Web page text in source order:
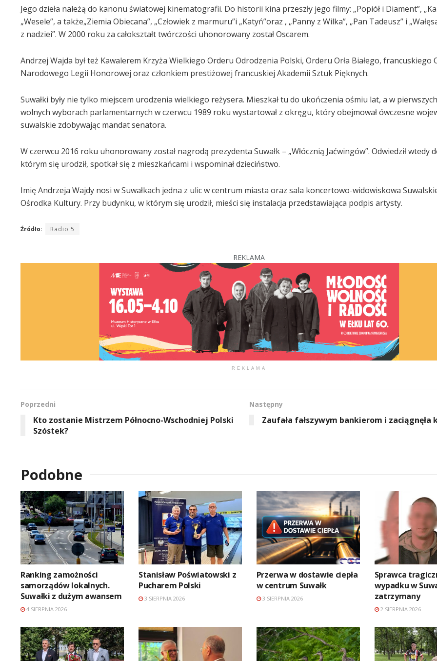
Jego dzieła należą do kanonu światowej kinematografii. Do historii kina przeszły jego filmy: „Popiół i Diament”,
„Wesele”, a także„Ziemia Obiecana”, „Człowiek z marmuru”i „Katyń”oraz , „Panny z Wilka”, „Pan Tadeusz” i
z nadziei”. W 2000 roku za całokształt twórczości uhonorowany został Oscarem.
Andrzej Wajda był też Kawalerem Krzyża Wielkiego Orderu Odrodzenia Polski, Orderu Orła Białego, francuskiego
Narodowego Legii Honorowej oraz członkiem prestiżowej francuskiej Akademii Sztuk Pięknych.
Suwałki były nie tylko miejscem urodzenia wielkiego reżysera. Mieszkał tu do ukończenia ośmiu lat, a w
wolnych wyborach parlamentarnych w czerwcu 1989 roku wystartował z okręgu, który obejmował ówczesne
suwalskie zdobywając mandat senatora.
W czerwcu 2016 roku uhonorowany został nagrodą prezydenta Suwałk – „Włócznią Jaćwingów”. Odwiedził wtedy
którym się urodził, spotkał się z mieszkańcami i wspominał dzieciństwo.
Imię Andrzeja Wajdy nosi w Suwałkach jedna z ulic w centrum miasta oraz sala koncertowo-widowiskowa
Ośrodka Kultury. Przy budynku, w którym się urodził, mieści się instalacja przedstawiająca podpis artysty.
Źródło: Radio 5
REKLAMA
REKLAMA
Poprzedni
Kto zostanie Mistrzem Północno-Wschodniej Polski
Szóstek?
Następny
Zaufała fałszywym bankierom i zaciągnęła
Podobne
Ranking zamożności
samorządów lokalnych.
Suwałki z dużym awansem
4 SIERPNIA 2026
Stanisław Poświatowski z
Pucharem Polski
3 SIERPNIA 2026
Przerwa w dostawie ciepła
w centrum Suwałk
3 SIERPNIA 2026
Sprawca
wypadku w
zatrzymany
2 SIERPNIA 2026